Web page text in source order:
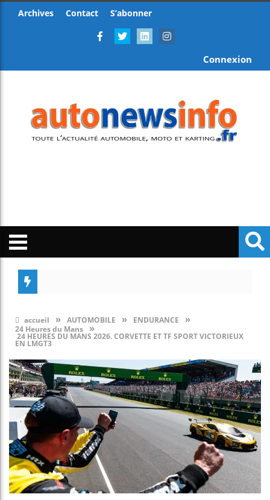
Archives Contact S’abonner
Connexion
accueil » AUTOMOBILE » ENDURANCE »
24 Heures du Mans »
24 HEURES DU MANS 2026. CORVETTE ET TF SPORT VICTORIEUX
EN LMGT3